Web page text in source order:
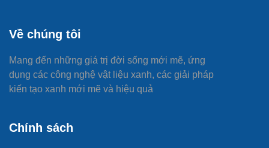
Về chúng tôi
Mang đến những giá trị đời sống mới mẽ, ứng
dụng các công nghệ vật liệu xanh, các giải pháp
kiến tạo xanh mới mẽ và hiệu quả
Chính sách